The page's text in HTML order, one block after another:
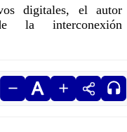
digitales, el autor
la interconexión